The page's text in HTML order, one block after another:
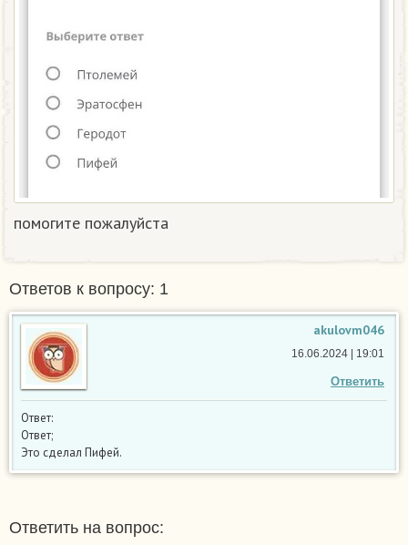
помогите пожалуйста
Ответов к вопросу: 1
akulovm046
Ответить
16.06.2024 | 19:01
Ответ:
Ответ;
Это сделал Пифей.
Ответить на вопрос: